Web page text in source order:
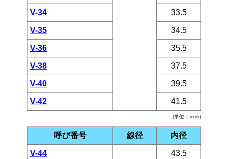
(単位：ｍｍ)
V-34 33.5
V-35 34.5
V-36 35.5
V-38 37.5
V-40 39.5
V-42 41.5
呼び番号 線径 内径
V-44 43.5